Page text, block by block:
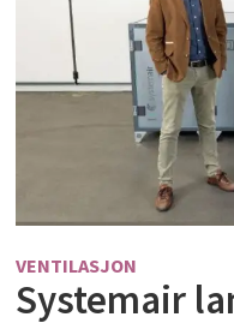
VENTILASJON
Systemair